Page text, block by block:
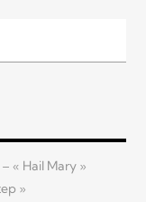
« Hail Mary »
»